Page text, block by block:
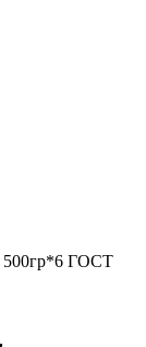
500гр*6 ГОСТ